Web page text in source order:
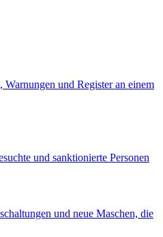
und Register an einem
und sanktionierte Personen
und neue Maschen, die